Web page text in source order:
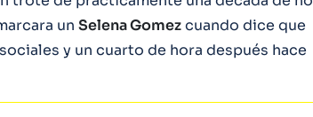
un Selena Gomezcuando dice que
y un cuarto de hora después hace